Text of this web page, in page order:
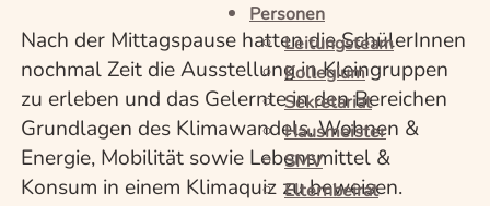
Personen
Leitungsteam
Kollegium
Sekretariat
Hausmeister
SMV
Elternbeirat
Nach der Mittagspause hatten die SchülerInnen
nochmal Zeit die Ausstellung in Kleingruppen
zu erleben und das Gelernte in den Bereichen
Grundlagen des Klimawandels, Wohnen &
Energie, Mobilität sowie Lebensmittel &
Konsum in einem Klimaquiz zu beweisen.